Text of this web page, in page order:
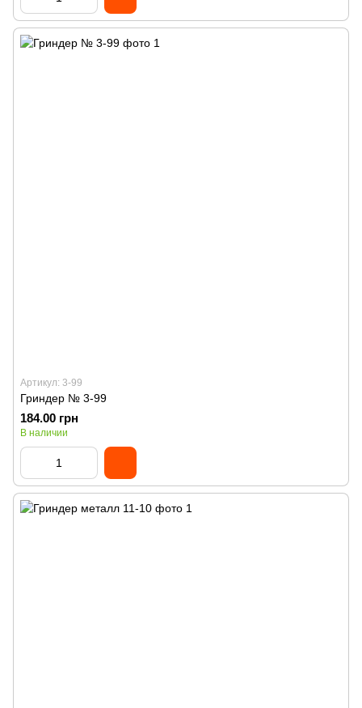
Артикул: 3-99
Гриндер № 3-99
184.00 грн
В наличии